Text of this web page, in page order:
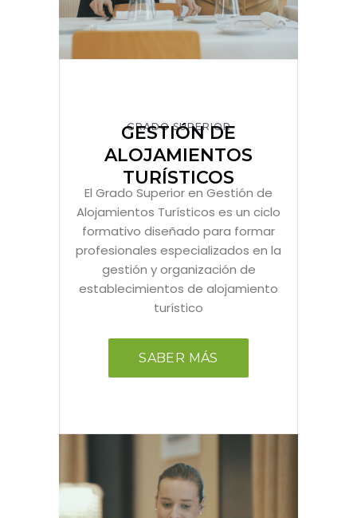
GRADO SUPERIOR
GESTIÓN DE
ALOJAMIENTOS
TURÍSTICOS
El Grado Superior en Gestión de
Alojamientos Turísticos es un ciclo
formativo diseñado para formar
profesionales especializados en la
gestión y organización de
establecimientos de alojamiento
turístico
SABER MÁS